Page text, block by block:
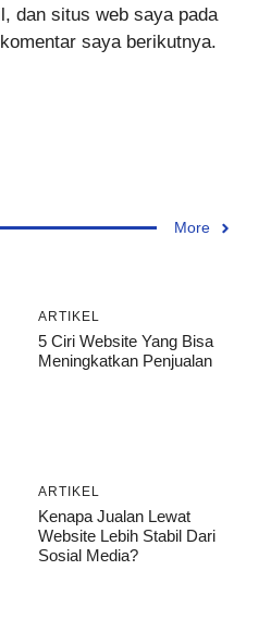
dan situs web saya pada
saya berikutnya.
More
ARTIKEL
5 Ciri Website Yang Bisa
Meningkatkan Penjualan
ARTIKEL
Kenapa Jualan Lewat
Website Lebih Stabil Dari
Sosial Media?